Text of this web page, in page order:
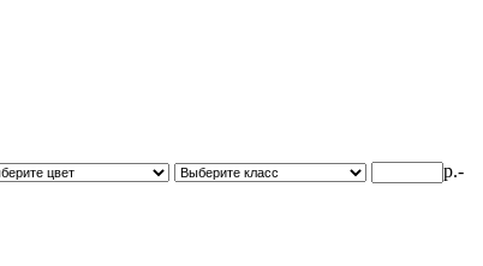
р.-